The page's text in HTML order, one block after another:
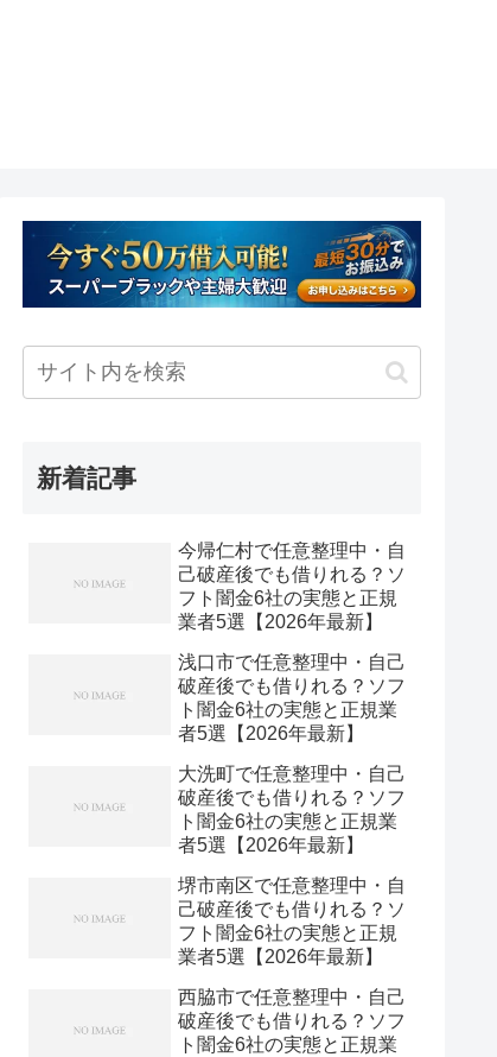
新着記事
今帰仁村で任意整理中・自
己破産後でも借りれる？ソ
フト闇金6社の実態と正規
業者5選【2026年最新】
浅口市で任意整理中・自己
破産後でも借りれる？ソフ
ト闇金6社の実態と正規業
者5選【2026年最新】
大洗町で任意整理中・自己
破産後でも借りれる？ソフ
ト闇金6社の実態と正規業
者5選【2026年最新】
堺市南区で任意整理中・自
己破産後でも借りれる？ソ
フト闇金6社の実態と正規
業者5選【2026年最新】
西脇市で任意整理中・自己
破産後でも借りれる？ソフ
ト闇金6社の実態と正規業